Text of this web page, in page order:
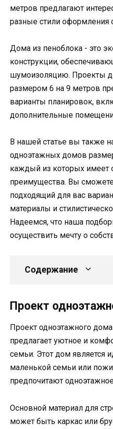
метров предлагают
разные стили оформления
Дома из пеноблока - это
конструкции,
шумоизоляцию. Проекты
размером 6 на 9 метров
варианты планировок,
дополнительные
В нашей статье вы также
одноэтажных домов
каждый из которых имеет
преимущества. Вы
подходящий для вас
материалы и
Надеемся, что наша
осуществить мечту о
Содержание
Проект
Проект одноэтажного
предлагает уютное и
семьи. Этот дом является
маленькой семьи или
предпочитают
Основной материал для
может быть каркас или